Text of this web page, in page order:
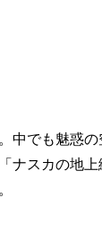
中でも魅惑
ナスカの地